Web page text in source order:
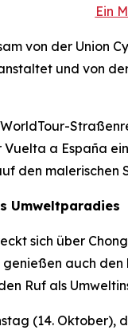
Ein
von der Union
und von
a España
den
Umweltparadies
sich über
genießen auch
Ruf als
(14. Oktober),